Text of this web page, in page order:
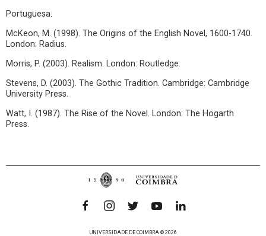
Portuguesa.
McKeon, M. (1998). The Origins of the English Novel, 1600-1740.
London: Radius.
Morris, P. (2003). Realism. London: Routledge.
Stevens, D. (2003). The Gothic Tradition. Cambridge: Cambridge
University Press.
Watt, I. (1987). The Rise of the Novel. London: The Hogarth
Press.
UNIVERSIDADE DE COIMBRA © 2026